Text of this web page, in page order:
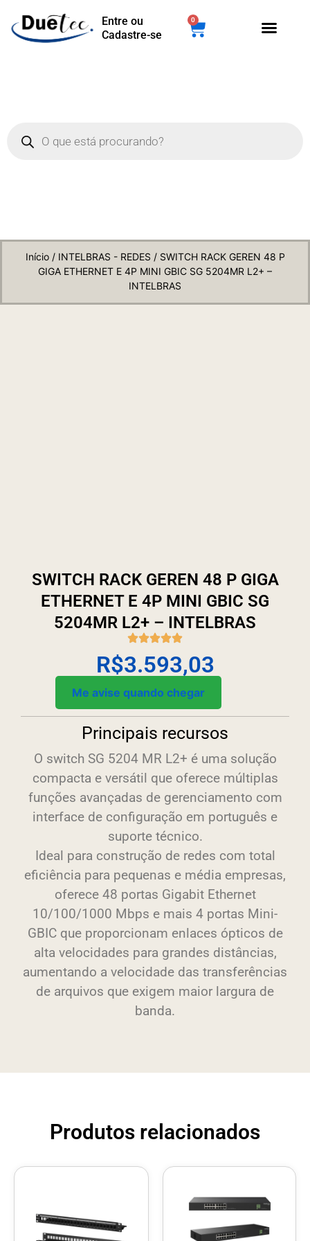
Entre ou
Cadastre-se
0
Início/ INTELBRAS - REDES / SWITCH RACK GEREN 48 P
GIGA ETHERNET E 4P MINI GBIC SG 5204MR L2+ –
INTELBRAS
SWITCH RACK GEREN 48 P GIGA
ETHERNET E 4P MINI GBIC SG
5204MR L2+ – INTELBRAS
R$3.593,03
Me avise quando chegar
Principais recursos
O switch SG 5204 MR L2+ é uma solução
compacta e versátil que oferece múltiplas
funções avançadas de gerenciamento com
interface de configuração em português e
suporte técnico.
Ideal para construção de redes com total
eficiência para pequenas e média empresas,
oferece 48 portas Gigabit Ethernet
10/100/1000 Mbps e mais 4 portas Mini-
GBIC que proporcionam enlaces ópticos de
alta velocidades para grandes distâncias,
aumentando a velocidade das transferências
de arquivos que exigem maior largura de
banda.
Produtos relacionados